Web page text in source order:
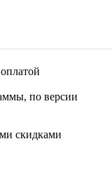
по версии
скидками